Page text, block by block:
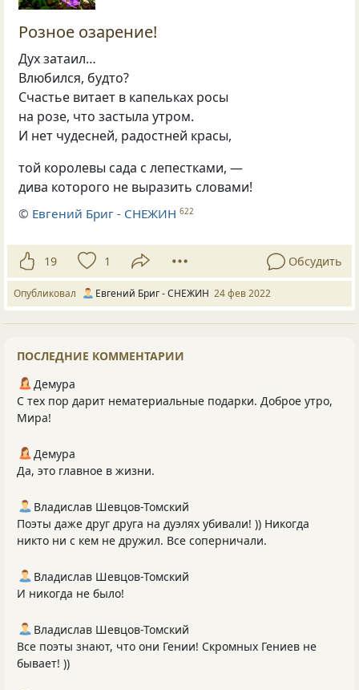
Розное озарение!
Дух затаил…
Влюбился, будто?
Счастье витает в капельках росы
на розе, что застыла утром.
И нет чудесней, радостней красы,
той королевы сада с лепестками, —
дива которого не выразить словами!
© Евгений Бриг - СНЕЖИН 622
19 1 Обсудить
Опубликовал Евгений Бриг - СНЕЖИН 24 фев 2022
ПОСЛЕДНИЕ КОММЕНТАРИИ
Демура
С тех пор дарит нематериальные подарки. Доброе утро,
Мира!
Демура
Да, это главное в жизни.
Владислав Шевцов-Томский
Поэты даже друг друга на дуэлях убивали! )) Никогда
никто ни с кем не дружил. Все соперничали.
Владислав Шевцов-Томский
И никогда не было!
Владислав Шевцов-Томский
Все поэты знают, что они Гении! Скромных Гениев не
бывает! ))